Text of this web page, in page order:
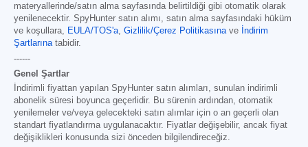
materyallerinde/satın alma sayfasında belirtildiği gibi otomatik olarak
yenilenecektir. SpyHunter satın alımı, satın alma sayfasındaki hüküm
ve koşullara, EULA/TOS'a, Gizlilik/Çerez Politikasınave İndirim
Şartlarınatabidir.
------
Genel Şartlar
İndirimli fiyattan yapılan SpyHunter satın alımları, sunulan indirimli
abonelik süresi boyunca geçerlidir. Bu sürenin ardından, otomatik
yenilemeler ve/veya gelecekteki satın alımlar için o an geçerli olan
standart fiyatlandırma uygulanacaktır. Fiyatlar değişebilir, ancak fiyat
değişiklikleri konusunda sizi önceden bilgilendireceğiz.